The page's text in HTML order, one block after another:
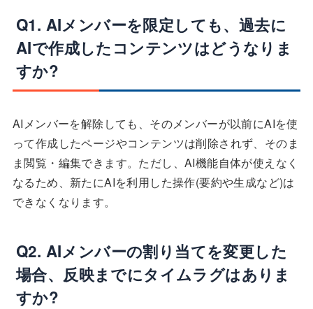
Q1. AIメンバーを限定しても、過去に
AIで作成したコンテンツはどうなりま
すか?
AIメンバーを解除しても、そのメンバーが以前にAIを使
って作成したページやコンテンツは削除されず、そのま
ま閲覧・編集できます。ただし、AI機能自体が使えなく
なるため、新たにAIを利用した操作(要約や生成など)は
できなくなります。
Q2. AIメンバーの割り当てを変更した
場合、反映までにタイムラグはありま
すか?